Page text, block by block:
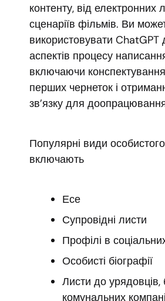
контенту, від електронних
сценаріїв фільмів. Ви
використовувати ChatGPT
аспектів процесу
включаючи
перших чернеток і
зв’язку для
Популярні види
включають
Есе
Супровідні листи
Профілі в
Особисті біографії
Листи до урядовців,
комунальних